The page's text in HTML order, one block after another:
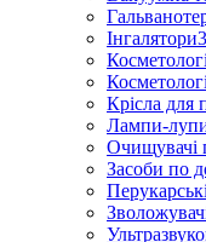
Інгалятори3
Крісла для
Лампи-лупи
Очищувачі
Засоби по